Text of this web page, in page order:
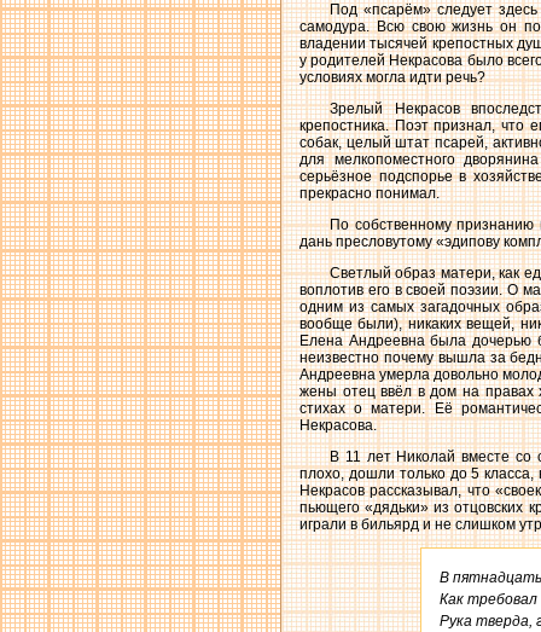
Под «псарём» следует
самодура. Всю свою жизнь он
владении тысячей крепостных
у родителей Некрасова было
условиях могла идти речь?
Зрелый Некрасов
крепостника. Поэт признал, что
собак, целый штат псарей,
для мелкопоместного
серьёзное подспорье в
прекрасно понимал.
По собственному признанию
дань пресловутому «эдипову
Светлый образ матери, как
воплотив его в своей поэзии. О
одним из самых загадочных
вообще были), никаких вещей,
Елена Андреевна была дочерью
неизвестно почему вышла за
Андреевна умерла довольно
жены отец ввёл в дом на правах
стихах о матери. Её
Некрасова.
В 11 лет Николай вместе со
плохо, дошли только до 5
Некрасов рассказывал, что
пьющего «дядьки» из отцовских
играли в бильярд и не слишком
В
Как требовал
Рука тверда,